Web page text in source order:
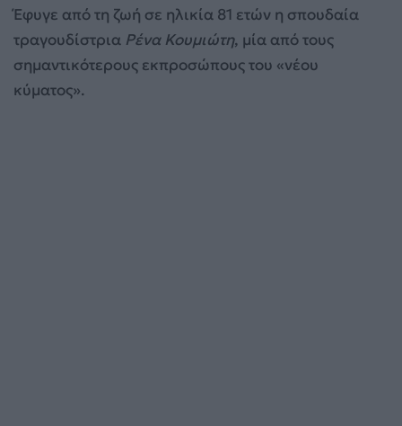
Έφυγε από τη ζωή σε ηλικία 81 ετών η σπουδαία
τραγουδίστρια Ρένα Κουμιώτη, μία από τους
σημαντικότερους εκπροσώπους του «νέου
κύματος».